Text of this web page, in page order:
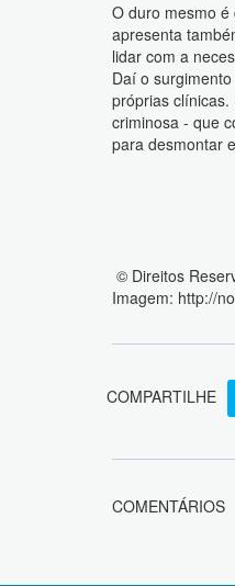
O duro mesmo
apresenta
lidar com a
Daí o
próprias
criminosa - que
para desmontar
© Direitos
Imagem: http://
COMPARTILHE
COMENTÁRIOS